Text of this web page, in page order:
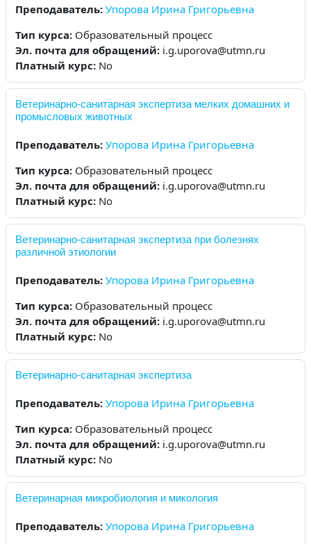
Преподаватель: Упорова Ирина Григорьевна
Тип курса: Образовательный процесс
Эл. почта для обращений: i.g.uporova@utmn.ru
Платный курс: No
Ветеринарно-санитарная экспертиза мелких домашних и
промысловых животных
Преподаватель: Упорова Ирина Григорьевна
Тип курса: Образовательный процесс
Эл. почта для обращений: i.g.uporova@utmn.ru
Платный курс: No
Ветеринарно-санитарная экспертиза при болезнях
различной этиологии
Преподаватель: Упорова Ирина Григорьевна
Тип курса: Образовательный процесс
Эл. почта для обращений: i.g.uporova@utmn.ru
Платный курс: No
Ветеринарно-санитарная экспертиза
Преподаватель: Упорова Ирина Григорьевна
Тип курса: Образовательный процесс
Эл. почта для обращений: i.g.uporova@utmn.ru
Платный курс: No
Ветеринарная микробиология и микология
Преподаватель: Упорова Ирина Григорьевна